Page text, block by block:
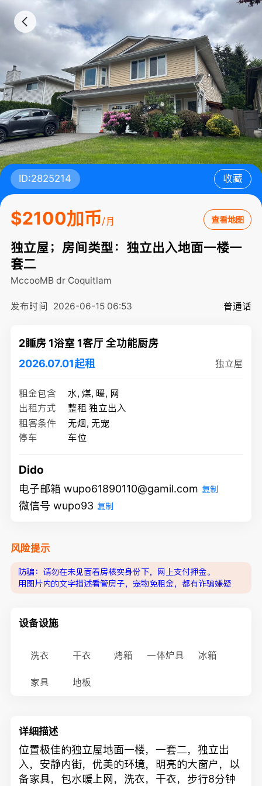
ID:2825214 收藏
$2100加币/月 查看地图
独立屋；房间类型：独立出入地面一楼一
套二
MccooMB dr Coquitlam
发布时间 2026-06-15 06:53 普通话
2睡房 1浴室 1客厅 全功能厨房
2026.07.01起租
独立屋
租金包含
水, 煤, 暖, 网
出租方式
整租 独立出入
租客条件
无烟, 无宠
停车
车位
Dido
电子邮箱 wupo61890110@gamil.com 复制
微信号 wupo93 复制
风险提示
防骗：请勿在未见面看房核实身份下，网上支付押金。
用图片内的文字描述看管房子，宠物免租金，都有诈骗嫌疑
设备设施
洗衣 干衣 烤箱 一体炉具 冰箱
家具 地板
详细描述
位置极佳的独立屋地面一楼，一套二，独立出
入，安静内街，优美的环境，明亮的大窗户，以
备家具，包水暖上网，洗衣，干衣，步行8分钟